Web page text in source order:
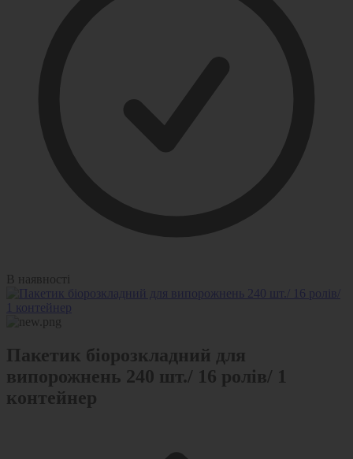
В наявності
Пакетик біорозкладний для
випорожнень 240 шт./ 16 ролів/ 1
контейнер